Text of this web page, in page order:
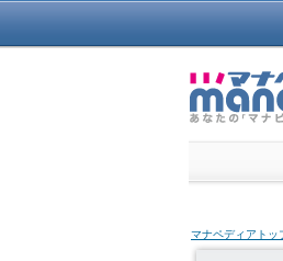
マナペディアトッ